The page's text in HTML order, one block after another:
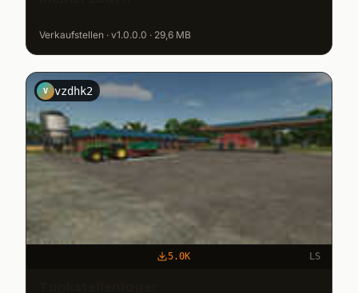
Verkaufstellen · v1.0.0.0 · 29,6 MB
V vzdhk2
5.0K LS